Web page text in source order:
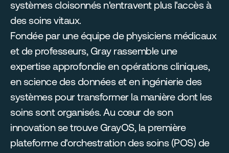
systèmes cloisonnés n'entravent plus l'accès à
des soins vitaux.
Fondée par une équipe de physiciens médicaux
et de professeurs, Gray rassemble une
expertise approfondie en opérations cliniques,
en science des données et en ingénierie des
systèmes pour transformer la manière dont les
soins sont organisés. Au cœur de son
innovation se trouve GrayOS, la première
plateforme d'orchestration des soins (POS) de